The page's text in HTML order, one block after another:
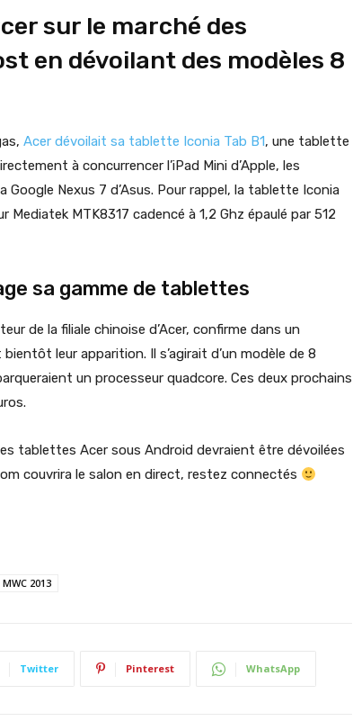
sur le marché des
en dévoilant des modèles 8
Acer dévoilait sa tablette Iconia Tab B1, une tablette
à concurrencer l’iPad Mini d’Apple, les
Nexus 7 d’Asus. Pour rappel, la tablette Iconia
Mediatek MTK8317 cadencé à 1,2 Ghz épaulé par 512
sa gamme de tablettes
de la filiale chinoise d’Acer, confirme dans un
leur apparition. Il s’agirait d’un modèle de 8
un processeur quadcore. Ces deux prochains
tablettes Acer sous Android devraient être dévoilées
couvrira le salon en direct, restez connectés
MWC 2013
Twitter Pinterest WhatsApp